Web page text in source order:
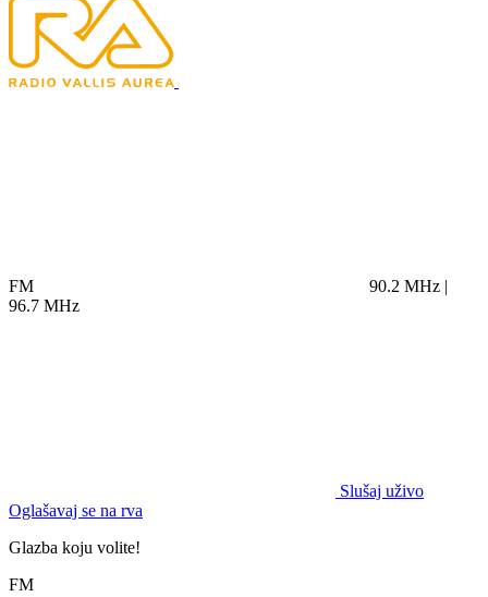
FM
90.2 MHz |
96.7 MHz
Slušaj uživo
Oglašavaj se na rva
Glazba koju volite!
FM